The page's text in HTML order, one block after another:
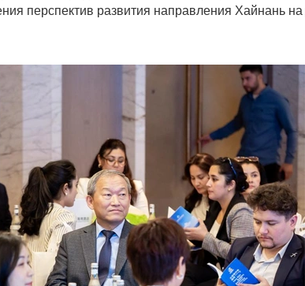
перспектив развития направления Хайнань